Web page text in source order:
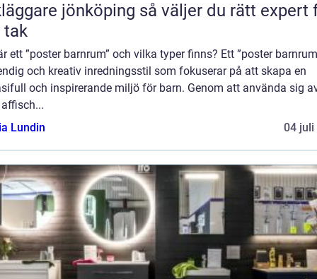
jönköping så väljer du rätt expert för
ett ”poster barnrum” och vilka typer finns? Ett ”poster
och kreativ inredningsstil som fokuserar på att skapa en
och inspirerande miljö för barn. Genom att använda sig
Lundin
04 juli